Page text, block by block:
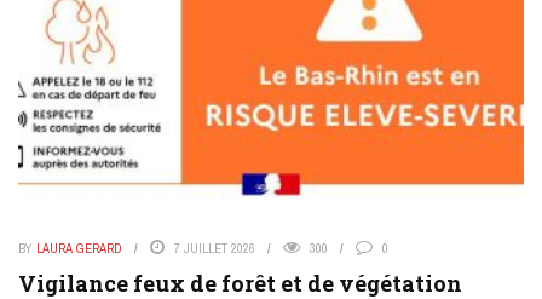
BY LAURA GERARD 7 JUILLET 2026 300 0
Vigilance feux de forêt et de végétation